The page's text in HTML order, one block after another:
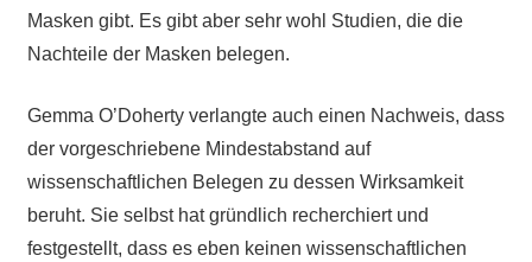
Masken gibt. Es gibt aber sehr wohl Studien, die die
Nachteile der Masken belegen.
Gemma O’Doherty verlangte auch einen Nachweis, dass
der vorgeschriebene Mindestabstand auf
wissenschaftlichen Belegen zu dessen Wirksamkeit
beruht. Sie selbst hat gründlich recherchiert und
festgestellt, dass es eben keinen wissenschaftlichen